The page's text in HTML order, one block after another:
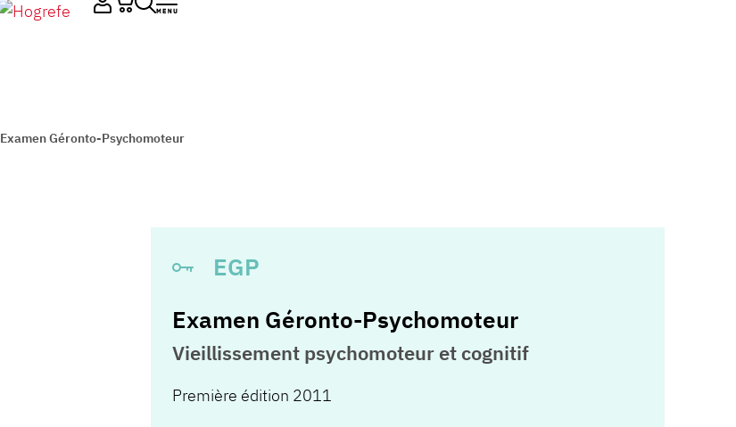
Examen Géronto-Psychomoteur
EGP
Examen Géronto-Psychomoteur
Vieillissement psychomoteur et cognitif
Première édition 2011